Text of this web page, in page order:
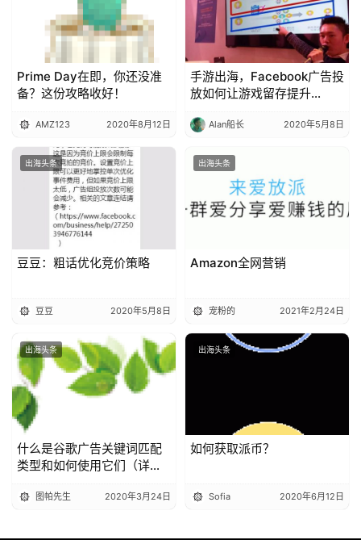
Prime Day在即，你还没准
备？这份攻略收好！
AMZ123 2020年8月12日
手游出海，Facebook广告投
放如何让游戏留存提升
Alan船长 2020年5月8日
出海头条
豆豆：粗话优化竞价策略
豆豆 2020年5月8日
出海头条
Amazon全网营销
宠粉的 2021年2月24日
出海头条
什么是谷歌广告关键词匹配
类型和如何使用它们（详细
图帕先生 2020年3月24日
出海头条
如何获取派币？
Sofia 2020年6月12日